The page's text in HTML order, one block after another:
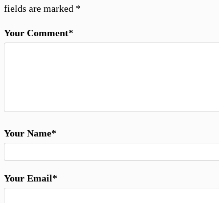
fields are marked *
Your Comment*
Your Name*
Your Email*